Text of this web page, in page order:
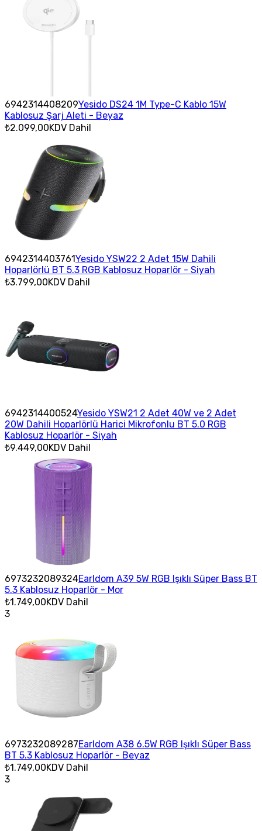
6942314408209Yesido DS24 1M Type-C Kablo 15W
Kablosuz Şarj Aleti - Beyaz
₺2.099,00KDV Dahil
6942314403761Yesido YSW22 2 Adet 15W Dahili
Hoparlörlü BT 5.3 RGB Kablosuz Hoparlör - Siyah
₺3.799,00KDV Dahil
6942314400524Yesido YSW21 2 Adet 40W ve 2 Adet
20W Dahili Hoparlörlü Harici Mikrofonlu BT 5.0 RGB
Kablosuz Hoparlör - Siyah
₺9.449,00KDV Dahil
6973232089324Earldom A39 5W RGB Işıklı Süper Bass BT
5.3 Kablosuz Hoparlör - Mor
₺1.749,00KDV Dahil
3
6973232089287Earldom A38 6.5W RGB Işıklı Süper Bass
BT 5.3 Kablosuz Hoparlör - Beyaz
₺1.749,00KDV Dahil
3